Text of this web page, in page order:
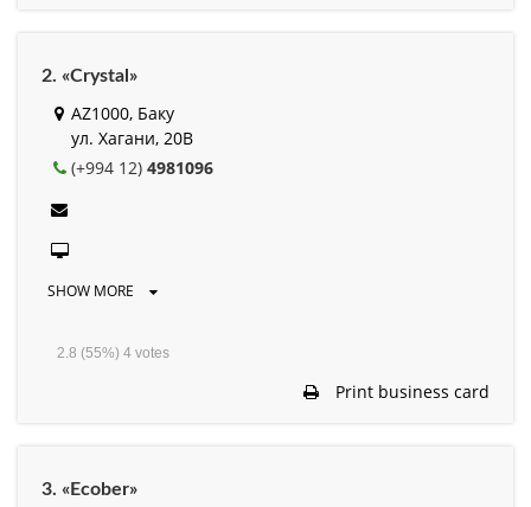
2. «Crystal»
AZ1000, Баку
ул. Хагани, 20B
(+994 12) 4981096
SHOW MORE
2.8 (55%) 4votes
Print business card
3. «Ecober»